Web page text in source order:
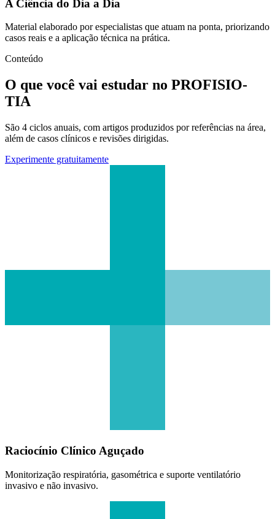
A Ciência do Dia a Dia
Material elaborado por especialistas que atuam na ponta, priorizando
casos reais e a aplicação técnica na prática.
Conteúdo
O que você vai estudar no PROFISIO-
TIA
São 4 ciclos anuais, com artigos produzidos por referências na área,
além de casos clínicos e revisões dirigidas.
Experimente gratuitamente
Raciocínio Clínico Aguçado
Monitorização respiratória, gasométrica e suporte ventilatório
invasivo e não invasivo.